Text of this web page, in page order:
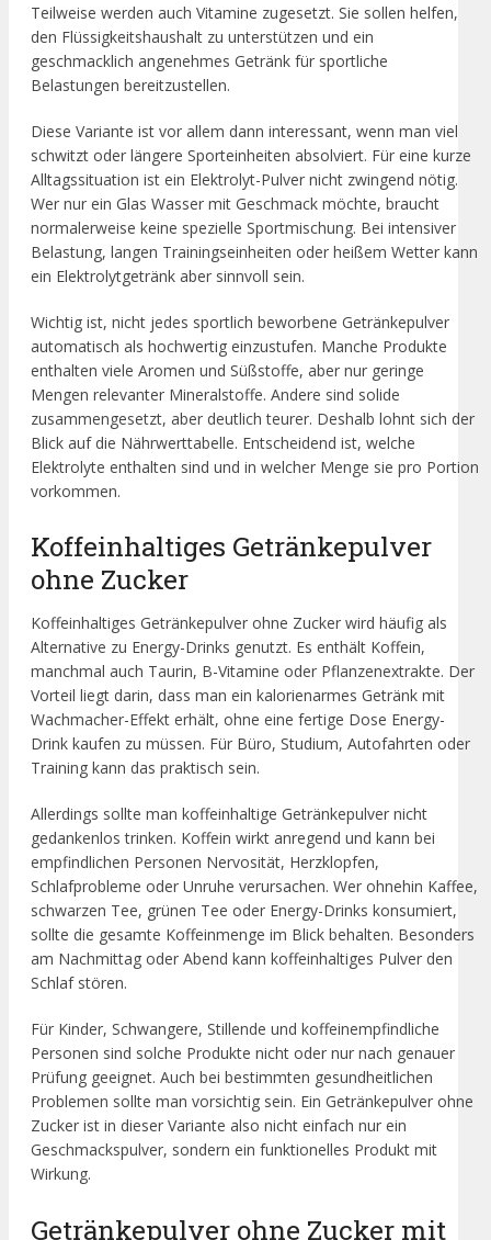
Teilweise werden auch Vitamine zugesetzt. Sie sollen helfen,
den Flüssigkeitshaushalt zu unterstützen und ein
geschmacklich angenehmes Getränk für sportliche
Belastungen bereitzustellen.
Diese Variante ist vor allem dann interessant, wenn man viel
schwitzt oder längere Sporteinheiten absolviert. Für eine kurze
Alltagssituation ist ein Elektrolyt-Pulver nicht zwingend nötig.
Wer nur ein Glas Wasser mit Geschmack möchte, braucht
normalerweise keine spezielle Sportmischung. Bei intensiver
Belastung, langen Trainingseinheiten oder heißem Wetter kann
ein Elektrolytgetränk aber sinnvoll sein.
Wichtig ist, nicht jedes sportlich beworbene Getränkepulver
automatisch als hochwertig einzustufen. Manche Produkte
enthalten viele Aromen und Süßstoffe, aber nur geringe
Mengen relevanter Mineralstoffe. Andere sind solide
zusammengesetzt, aber deutlich teurer. Deshalb lohnt sich der
Blick auf die Nährwerttabelle. Entscheidend ist, welche
Elektrolyte enthalten sind und in welcher Menge sie pro Portion
vorkommen.
Koffeinhaltiges Getränkepulver
ohne Zucker
Koffeinhaltiges Getränkepulver ohne Zucker wird häufig als
Alternative zu Energy-Drinks genutzt. Es enthält Koffein,
manchmal auch Taurin, B-Vitamine oder Pflanzenextrakte. Der
Vorteil liegt darin, dass man ein kalorienarmes Getränk mit
Wachmacher-Effekt erhält, ohne eine fertige Dose Energy-
Drink kaufen zu müssen. Für Büro, Studium, Autofahrten oder
Training kann das praktisch sein.
Allerdings sollte man koffeinhaltige Getränkepulver nicht
gedankenlos trinken. Koffein wirkt anregend und kann bei
empfindlichen Personen Nervosität, Herzklopfen,
Schlafprobleme oder Unruhe verursachen. Wer ohnehin Kaffee,
schwarzen Tee, grünen Tee oder Energy-Drinks konsumiert,
sollte die gesamte Koffeinmenge im Blick behalten. Besonders
am Nachmittag oder Abend kann koffeinhaltiges Pulver den
Schlaf stören.
Für Kinder, Schwangere, Stillende und koffeinempfindliche
Personen sind solche Produkte nicht oder nur nach genauer
Prüfung geeignet. Auch bei bestimmten gesundheitlichen
Problemen sollte man vorsichtig sein. Ein Getränkepulver ohne
Zucker ist in dieser Variante also nicht einfach nur ein
Geschmackspulver, sondern ein funktionelles Produkt mit
Wirkung.
Getränkepulver ohne Zucker mit